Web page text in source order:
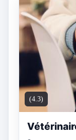
(4.3)